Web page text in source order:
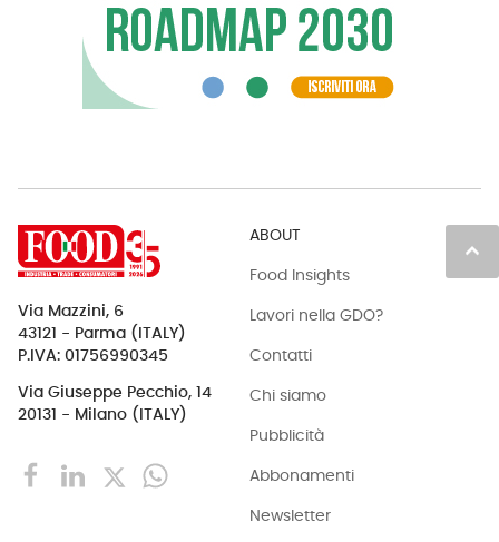
keyboard_arrow_up
Via Mazzini, 6
43121 - Parma (ITALY)
P.IVA: 01756990345
Via Giuseppe Pecchio, 14
20131 - Milano (ITALY)
ABOUT
Food Insights
Lavori nella GDO?
Contatti
Chi siamo
Pubblicità
Abbonamenti
Newsletter